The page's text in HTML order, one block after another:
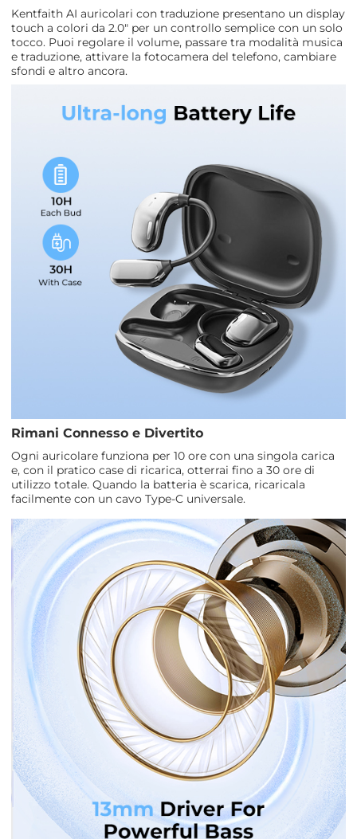
Kentfaith AI auricolari con traduzione presentano un display
touch a colori da 2.0" per un controllo semplice con un solo
tocco. Puoi regolare il volume, passare tra modalità musica
e traduzione, attivare la fotocamera del telefono, cambiare
sfondi e altro ancora.
Rimani Connesso e Divertito
Ogni auricolare funziona per 10 ore con una singola carica
e, con il pratico case di ricarica, otterrai fino a 30 ore di
utilizzo totale. Quando la batteria è scarica, ricaricala
facilmente con un cavo Type-C universale.